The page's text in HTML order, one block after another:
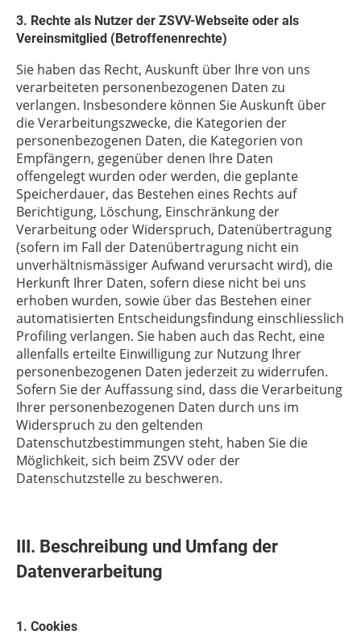
3. Rechte als Nutzer der ZSVV-Webseite oder als
Vereinsmitglied (Betroffenenrechte)
Sie haben das Recht, Auskunft über Ihre von uns
verarbeiteten personenbezogenen Daten zu
verlangen. Insbesondere können Sie Auskunft über
die Verarbeitungszwecke, die Kategorien der
personenbezogenen Daten, die Kategorien von
Empfängern, gegenüber denen Ihre Daten
offengelegt wurden oder werden, die geplante
Speicherdauer, das Bestehen eines Rechts auf
Berichtigung, Löschung, Einschränkung der
Verarbeitung oder Widerspruch, Datenübertragung
(sofern im Fall der Datenübertragung nicht ein
unverhältnismässiger Aufwand verursacht wird), die
Herkunft Ihrer Daten, sofern diese nicht bei uns
erhoben wurden, sowie über das Bestehen einer
automatisierten Entscheidungsfindung einschliesslich
Profiling verlangen. Sie haben auch das Recht, eine
allenfalls erteilte Einwilligung zur Nutzung Ihrer
personenbezogenen Daten jederzeit zu widerrufen.
Sofern Sie der Auffassung sind, dass die Verarbeitung
Ihrer personenbezogenen Daten durch uns im
Widerspruch zu den geltenden
Datenschutzbestimmungen steht, haben Sie die
Möglichkeit, sich beim ZSVV oder der
Datenschutzstelle zu beschweren.
III. Beschreibung und Umfang der
Datenverarbeitung
1. Cookies